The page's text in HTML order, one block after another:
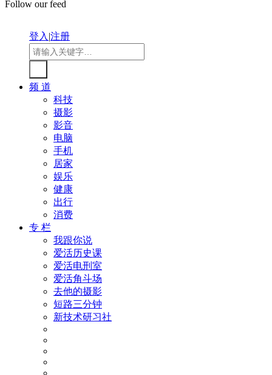
Follow our feed
登入|注册
频 道
科技
摄影
影音
电脑
手机
居家
娱乐
健康
出行
消费
专 栏
我跟你说
爱活历史课
爱活电刑室
爱活角斗场
去他的摄影
短路三分钟
新技术研习社